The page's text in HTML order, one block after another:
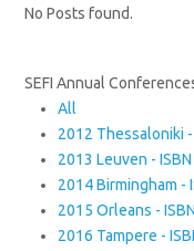
No Posts found.
SEFI Annual
All
2012 Thessaloniki
2013 Leuven -
2014 Birmingham -
2015 Orleans -
2016 Tampere -